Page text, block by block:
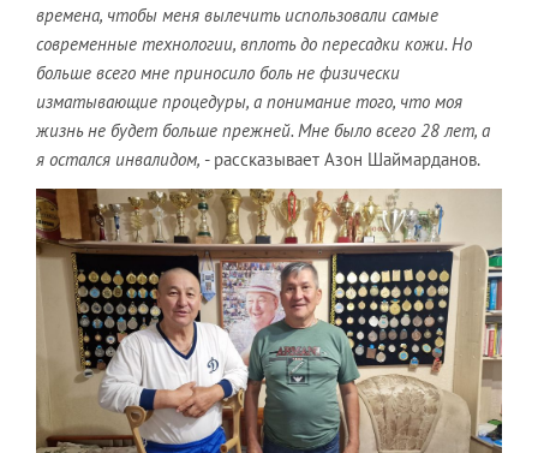
времена, чтобы меня вылечить использовали самые
современные технологии, вплоть до пересадки кожи. Но
больше всего мне приносило боль не физически
изматывающие процедуры, а понимание того, что моя
жизнь не будет больше прежней. Мне было всего 28 лет, а
я остался инвалидом, - рассказывает Азон Шаймарданов.